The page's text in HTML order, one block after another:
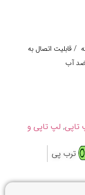
/ قابلیت اتصال به
آب
تاپی, لپ تاپی و
ترب پی